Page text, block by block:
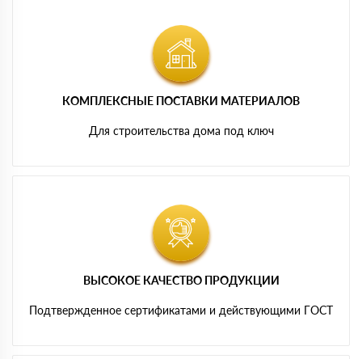
КОМПЛЕКСНЫЕ ПОСТАВКИ МАТЕРИАЛОВ
Для строительства дома под ключ
ВЫСОКОЕ КАЧЕСТВО ПРОДУКЦИИ
Подтвержденное сертификатами и действующими ГОСТ